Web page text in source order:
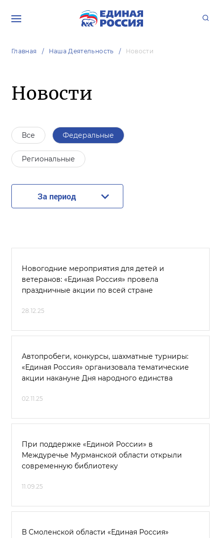
Главная Наша Деятельность Новости
Новости
Все Федеральные
Региональные
За период
Новогодние мероприятия для детей и
ветеранов: «Единая Россия» провела
праздничные акции по всей стране
28.12.25
Автопробеги, конкурсы, шахматные турниры:
«Единая Россия» организовала тематические
акции накануне Дня народного единства
02.11.25
При поддержке «Единой России» в
Междуречье Мурманской области открыли
современную библиотеку
11.09.25
В Смоленской области «Единая Россия»